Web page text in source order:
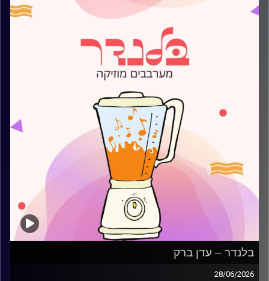
קרדיט תמונות:
AudioVersity
בלנדר – עדן ברק
28/06/2026